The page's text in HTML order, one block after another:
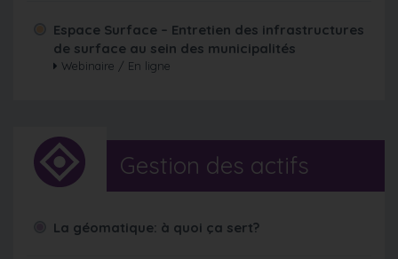
Espace Surface – Entretien des infrastructures
de surface au sein des municipalités
Webinaire / En ligne
Gestion des actifs
La géomatique: à quoi ça sert?